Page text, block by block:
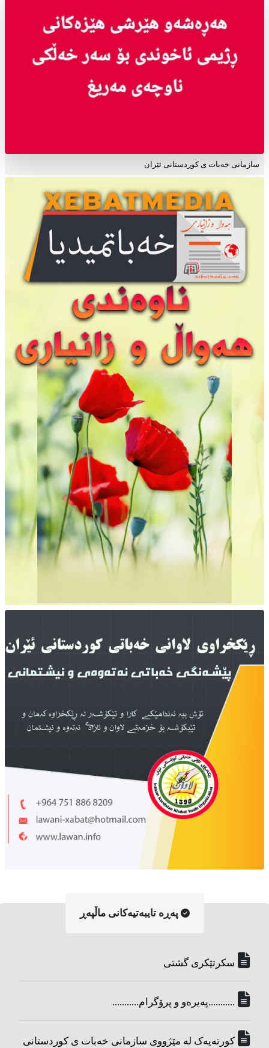
سازمانی خەبات ی کوردستانی ئێران
په‌ڕه‌ تایبه‌تیه‌کانی ماڵپه‌ڕ
سکرتێکری گشتی
...........په‌یره‌و و پرۆگرام...........
کورته‌یه‌ک له مێژووی سازمانی خه‌بات ی کوردستانی